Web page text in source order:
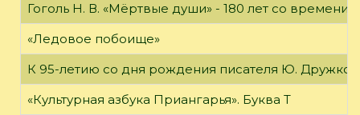
Гоголь Н. В. «Мёртвые души» - 180 лет со времени
«Ледовое побоище»
К 95-летию со дня рождения писателя Ю.
«Культурная азбука Приангарья». Буква Т